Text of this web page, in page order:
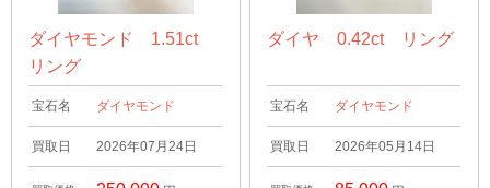
ダイヤモンド 1.51ct
リング
宝石名 ダイヤモンド
買取日 2026年07月24日
ダイヤ 0.42ct リング
宝石名 ダイヤモンド
買取日 2026年05月14日